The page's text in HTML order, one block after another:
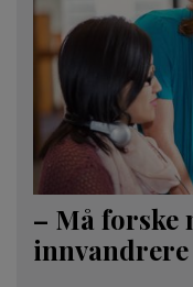
– Må
innvandrere